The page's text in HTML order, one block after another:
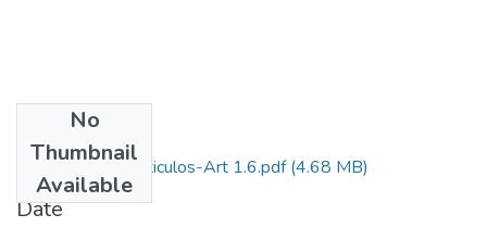
No
Thumbnail
Available
1988-V6-N1-Articulos-Art 1.6.pdf(4.68 MB)
Date